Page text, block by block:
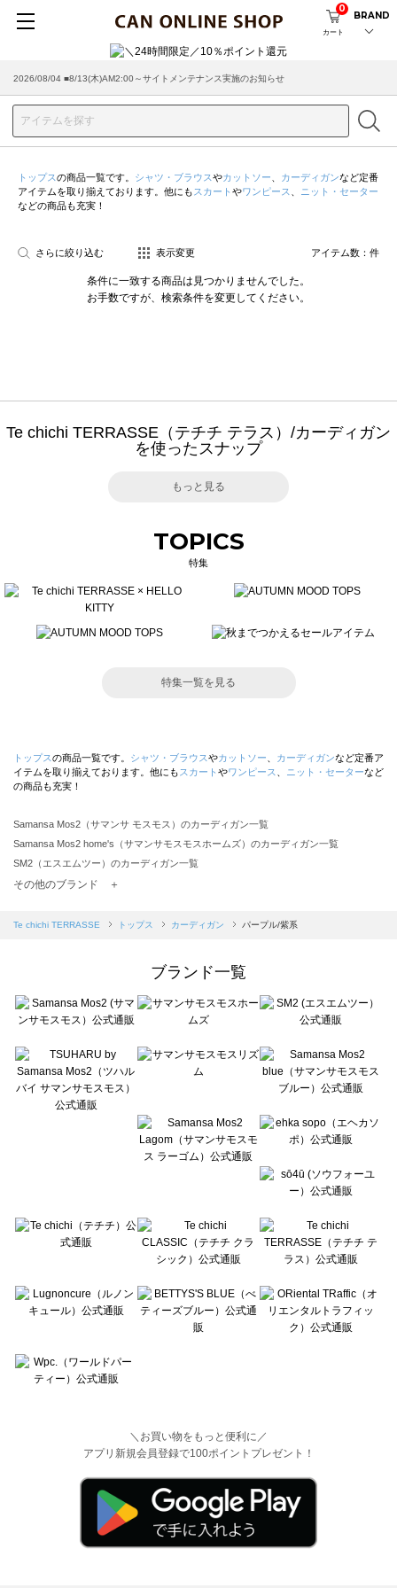
カート
0
BRAND
2026/08/04 ■8/13(木)AM2:00～サイトメンテナンス実施のお知らせ
2026/03/18 ■店舗受け取りサービスのご案内
トップスの商品一覧です。 シャツ・ブラウスやカットソー カーディガンなど定番
アイテムを取り揃えております。他にも スカート やワンピース
ニット・セーター
などの商品も充実！
さらに絞り込む 表示変更 アイテム数： 件
条件に一致する商品は見つかりませんでした。
お手数ですが、検索条件を変更してください。
Te chichi TERRASSE（テチチ テラス）/カーディガン
を使ったスナップ
もっと見る
TOPICS
特集
特集一覧を見る
トップスの商品一覧です。 シャツ・ブラウスやカットソー カーディガンなど定番ア
イテムを取り揃えております。他にも スカート やワンピース ニット・セーターなど
の商品も充実！
Samansa Mos2（サマンサ モスモス）のカーディガン一覧
Samansa Mos2 home's（サマンサモスモスホームズ）のカーディガン一覧
SM2（エスエムツー）のカーディガン一覧
TSUHARU by Samansa Mos2（ツハルバイサマンサモスモス）のカーディガン一覧
Samansa Mos2 blue（サマンサモスモス ブルー）のカーディガン一覧
sō4ū（ソウフォーユー）のカーディガン一覧
Te chichi（テチチ）のカーディガン一覧
Te chichi CLASSIC（テチチ クラシック）のカーディガン一覧
Lugnoncure（ルノンキュール）のカーディガン一覧
BETTY'S BLUE（べティーズブルー）のカーディガン一覧
Wpc.（ワールドパーティー）のカーディガン一覧
その他のブランド ＋
Te chichi TERRASSE トップス カーディガン パープル/紫系
ブランド一覧
＼お買い物をもっと便利に／
アプリ新規会員登録で100ポイントプレゼント！